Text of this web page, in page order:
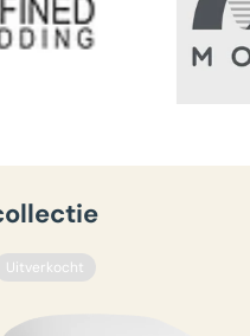
Uitverkocht